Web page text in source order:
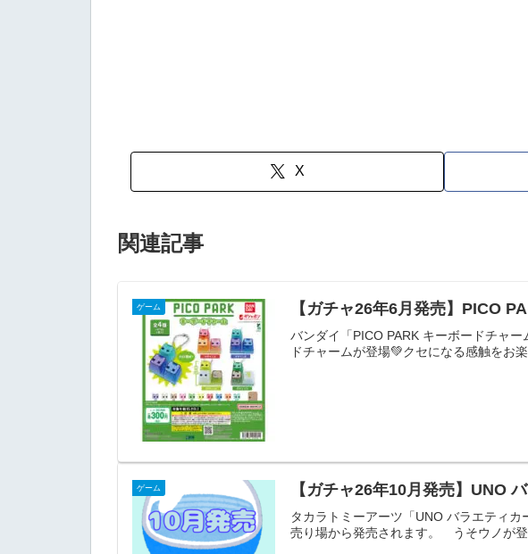
X
関連記事
ゲーム 【ガチャ26年6月発売】PICO
バンダイ「PICO PARK キーボードチャ
ドチャームが登場💚クセになる感触をお
ゲーム 【ガチャ26年10月発売】UNO
タカラトミーアーツ「UNO バラエティ
売り場から発売されます。 うそウノ